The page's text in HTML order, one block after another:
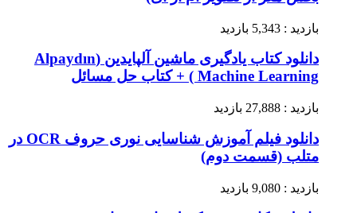
بازدید : 5,343 بازدید
دانلود کتاب یادگیری ماشین آلپایدین (Alpaydın
Machine Learning ) + کتاب حل مسائل
بازدید : 27,888 بازدید
دانلود فیلم آموزش شناسایی نوری حروف OCR در
متلب (قسمت دوم)
بازدید : 9,080 بازدید